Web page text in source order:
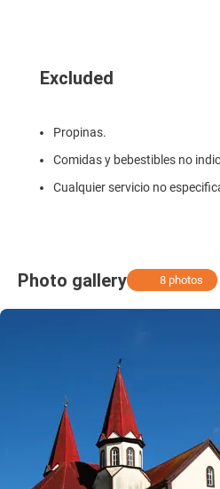
Excluded
Propinas.
Comidas y bebestibles no
Cualquier servicio no
Photo gallery 8 photos